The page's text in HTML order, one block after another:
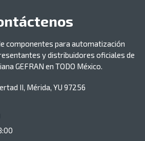
componentes para automatización
y distribuidores oficiales de
GEFRAN en TODO México.
II, Mérida, YU 97256